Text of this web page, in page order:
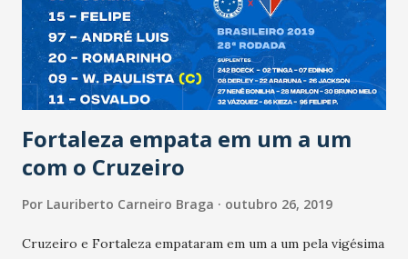
Fortaleza empata em um a um
com o Cruzeiro
Por Lauriberto Carneiro Braga outubro 26, 2019
Cruzeiro e Fortaleza empataram em um a um pela vigésima